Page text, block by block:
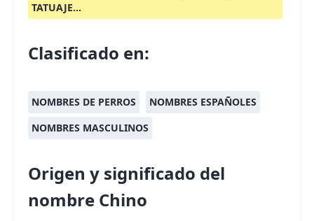
TATUAJE...
Clasificado en:
NOMBRES DE PERROS
NOMBRES ESPAÑOLES
NOMBRES MASCULINOS
Origen y significado del
nombre Chino